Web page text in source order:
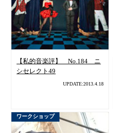
【私的音楽評】 No.184 ニ
シセレクト49
UPDATE:2013.4.18
ワークショップ